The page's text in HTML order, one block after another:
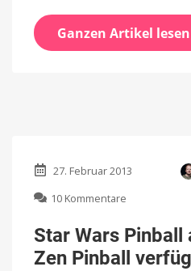
Ganzen Artikel lesen
27. Februar 2013
10 Kommentare
Wars
Pinball
als
Star Wars Pinball
Zen Pinball